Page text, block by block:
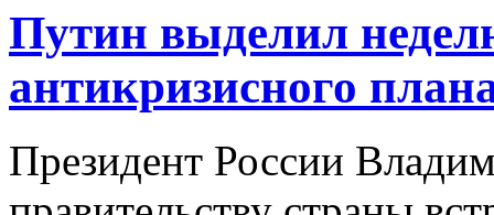
Путин выделил
антикризисного
Президент России